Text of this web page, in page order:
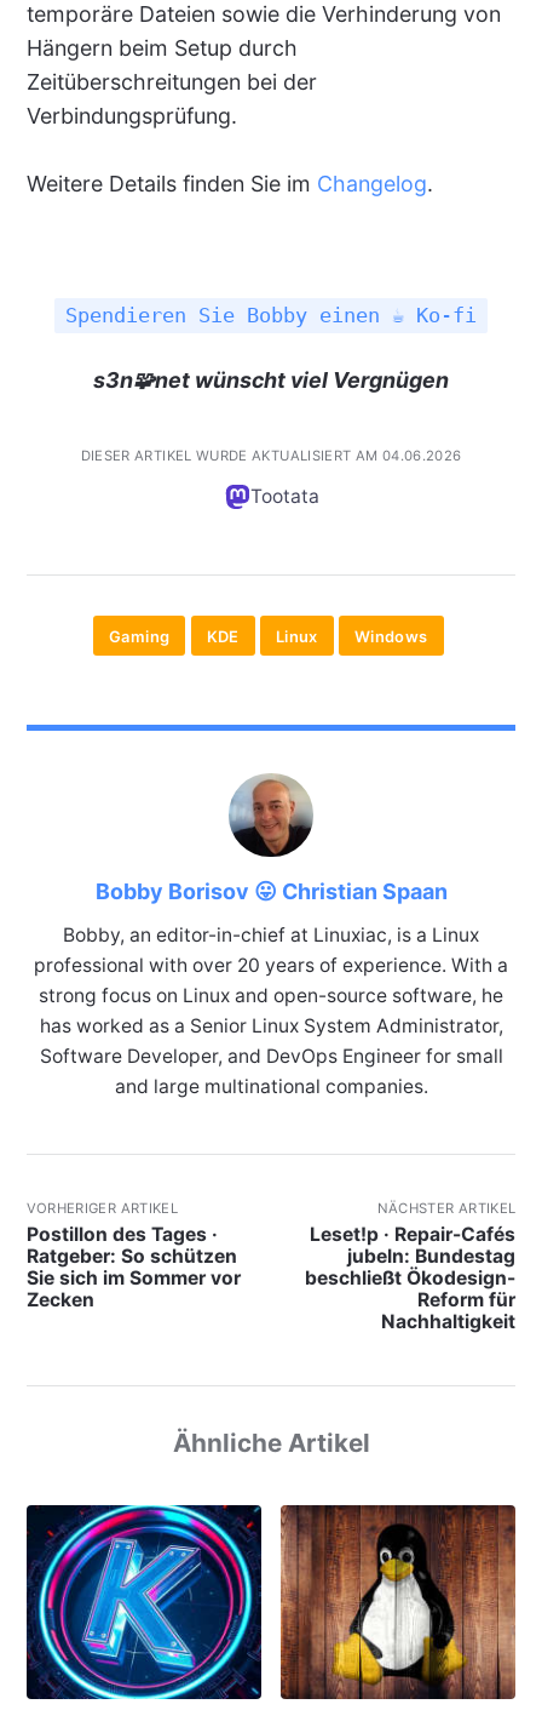
temporäre Dateien sowie die Verhinderung von
Hängern beim Setup durch
Zeitüberschreitungen bei der
Verbindungsprüfung.
Weitere Details finden Sie im Changelog.
Spendieren Sie Bobby einen ☕ Ko-fi
s3n🧩net wünscht viel Vergnügen
DIESER ARTIKEL WURDE AKTUALISIERT AM 04.06.2026
Tootata
Gaming KDE Linux Windows
Bobby Borisov 😛 Christian Spaan
Bobby, an editor-in-chief at Linuxiac, is a Linux
professional with over 20 years of experience. With a
strong focus on Linux and open-source software, he
has worked as a Senior Linux System Administrator,
Software Developer, and DevOps Engineer for small
and large multinational companies.
VORHERIGER ARTIKEL
Postillon des Tages ·
Ratgeber: So schützen
Sie sich im Sommer vor
Zecken
NÄCHSTER ARTIKEL
Leset!p · Repair-Cafés
jubeln: Bundestag
beschließt Ökodesign-
Reform für
Nachhaltigkeit
Ähnliche Artikel